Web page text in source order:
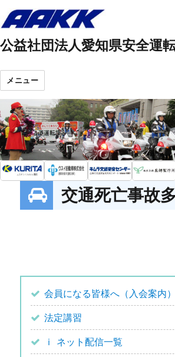
公益社団法人愛知県安全運
メニュー
交通死亡事故
会員になる皆様へ（入会案内）
法定講習
ｉ ネット配信一覧